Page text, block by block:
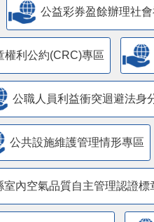
公益彩券盈餘辦理社
權利公約(CRC)專區
公職人員利益衝突迴避法身
​公共設施維護管理情形專區
室內空氣品質自主管理認證標